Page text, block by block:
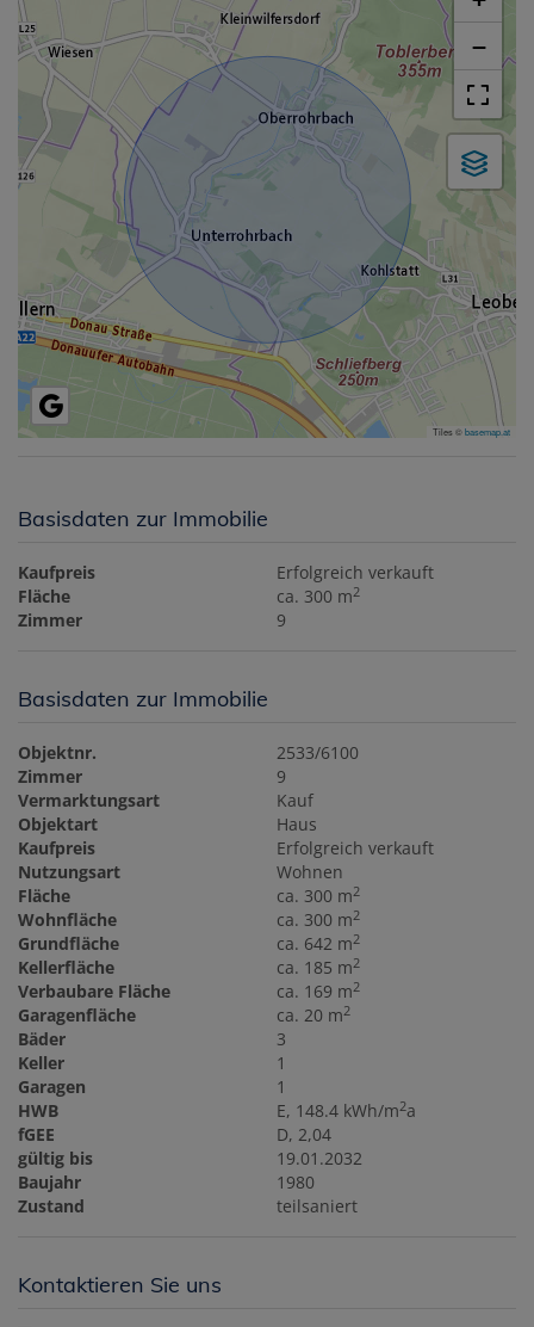
−
Tiles ©basemap.at
Basisdaten zur Immobilie
Kaufpreis
Erfolgreich verkauft
Fläche
ca. 300 m2
Zimmer 9
Basisdaten zur Immobilie
Objektnr.
2533/6100
Zimmer
9
Vermarktungsart
Kauf
Objektart
Haus
Kaufpreis
Erfolgreich verkauft
Nutzungsart
Wohnen
Fläche
ca. 300 m2
Wohnfläche ca. 300 m2
Grundfläche ca. 642 m2
Kellerfläche ca. 185 m2
Verbaubare Fläche ca. 169 m2
Garagenfläche ca. 20 m2
Bäder
3
Keller
1
Garagen
1
HWB
E, 148.4 kWh/m2a
fGEE
D, 2,04
gültig bis
19.01.2032
Baujahr
1980
Zustand
teilsaniert
Kontaktieren Sie uns